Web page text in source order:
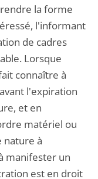
la forme
l'informant
de cadres
Lorsque
connaître à
l'expiration
et en
matériel ou
nature à
manifester un
est en droit